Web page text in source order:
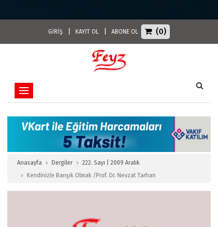
GİRİŞ KAYIT OL ABONE OL (0)
Toggle navigation
Anasayfa Dergiler
222. Sayı | 2009 Aralık
Kendinizle Barışık Olmak /Prof. Dr. Nevzat Tarhan